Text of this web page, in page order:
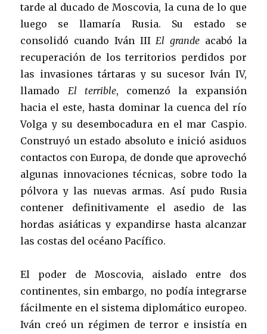
tarde al ducado de Moscovia, la cuna de lo que
luego se llamaría Rusia. Su estado se
consolidó cuando Iván IIIEl grande acabó la
recuperación de los territorios perdidos por
las invasiones tártaras y su sucesor Iván IV,
llamado El terrible, comenzó la expansión
hacia el este, hasta dominar la cuenca del río
Volga y su desembocadura en el mar Caspio.
Construyó un estado absoluto e inició asiduos
contactos con Europa, de donde que aprovechó
algunas innovaciones técnicas, sobre todo la
pólvora y las nuevas armas. Así pudo Rusia
contener definitivamente el asedio de las
hordas asiáticas y expandirse hasta alcanzar
las costas del océano Pacífico.
El poder de Moscovia, aislado entre dos
continentes, sin embargo, no podía integrarse
fácilmente en el sistema diplomático europeo.
Iván creó un régimen de terror e insistía en